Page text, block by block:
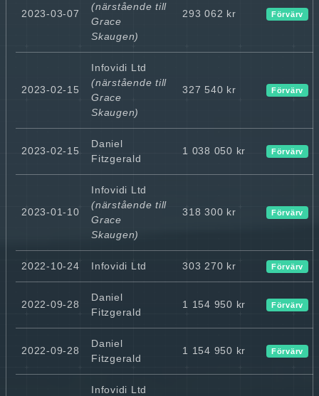
2023-03-07
(närstående till
Grace
Skaugen)
293 062 kr Förvärv
2023-02-15
Infovidi Ltd
(närstående till
Grace
Skaugen)
327 540 kr Förvärv
2023-02-15
Daniel
Fitzgerald
1 038 050 kr Förvärv
2023-01-10
Infovidi Ltd
(närstående till
Grace
Skaugen)
318 300 kr Förvärv
2022-10-24 Infovidi Ltd 303 270 kr Förvärv
2022-09-28
Daniel
Fitzgerald
1 154 950 kr Förvärv
2022-09-28
Daniel
Fitzgerald
1 154 950 kr Förvärv
Infovidi Ltd